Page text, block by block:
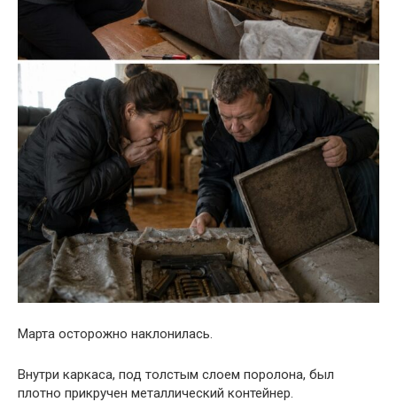
Марта осторожно наклонилась.
Внутри каркаса, под толстым слоем поролона, был
плотно прикручен металлический контейнер.